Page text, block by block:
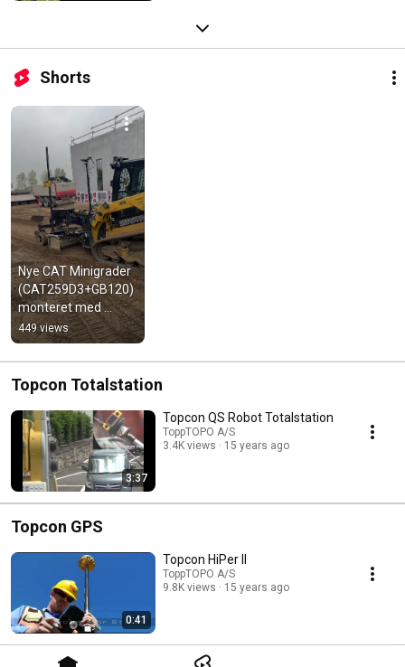
Shorts
Nye CAT Minigrader
(CAT259D3+GB120)
monteret med
Topcon GX-55
skærm & Dual GPS.
449 views
Topcon Totalstation
3:37
Topcon QS Robot Totalstation
ToppTOPO A/S
3.4K views
15 years ago
Topcon GPS
0:41
Topcon HiPer II
ToppTOPO A/S
9.8K views
15 years ago